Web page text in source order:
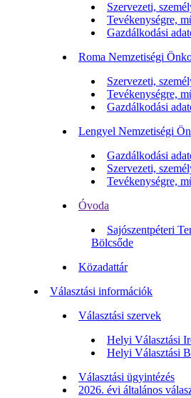
Szervezeti,
Tevékenységre,
Gazdálkodási
Roma Nemzetiségi
Szervezeti,
Tevékenységre,
Gazdálkodási
Lengyel Nemzetiségi
Gazdálkodási
Szervezeti,
Tevékenységre,
Óvoda
Sajószentpéteri
Bölcsőde
Közadattár
Választási információk
Választási szervek
Helyi Választási
Helyi Választási
Választási ügyintézés
2026. évi általános